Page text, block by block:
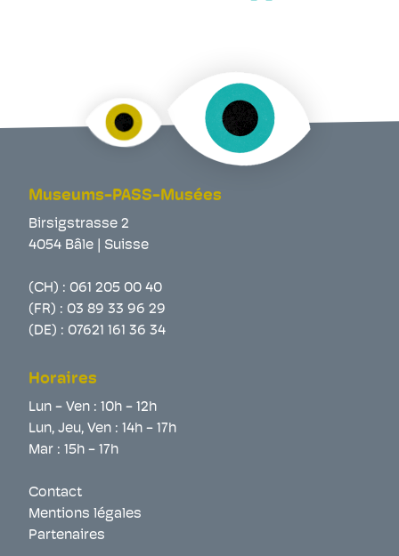
Museums-PASS-Musées
Birsigstrasse 2
4054 Bâle | Suisse
(CH) : 061 205 00 40
(FR) : 03 89 33 96 29
(DE) : 07621 161 36 34
Horaires
Lun - Ven : 10h - 12h
Lun, Jeu, Ven : 14h - 17h
Mar : 15h - 17h
Contact
Mentions légales
Partenaires